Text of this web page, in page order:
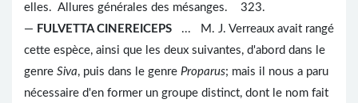
elles. Allures générales des mésanges. 323.
— FULVETTA CINEREICEPS ... M. J. Verreaux avait rangé
cette espèce, ainsi que les deux suivantes, d'abord dans le
genre Siva, puis dans le genre Proparus; mais il nous a paru
nécessaire d'en former un groupe distinct, dont le nom fait